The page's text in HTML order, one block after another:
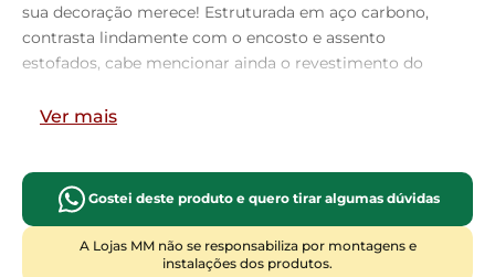
sua decoração merece! Estruturada em aço carbono,
contrasta lindamente com o encosto e assento
estofados, cabe mencionar ainda o revestimento do
confeccionada por materiais de excelente qualidade,
ambiente, otimizando seu espaço e promovendo
máximo conforto. Pode ser disposta em bancada,
cozinha americana, área gourmet ou home bar, as
possibilidades são infinitas e as combinações ficarão
Ver mais
Gostei deste produto e quero tirar algumas dúvidas
A Lojas MM não se responsabiliza por montagens e
instalações dos produtos.